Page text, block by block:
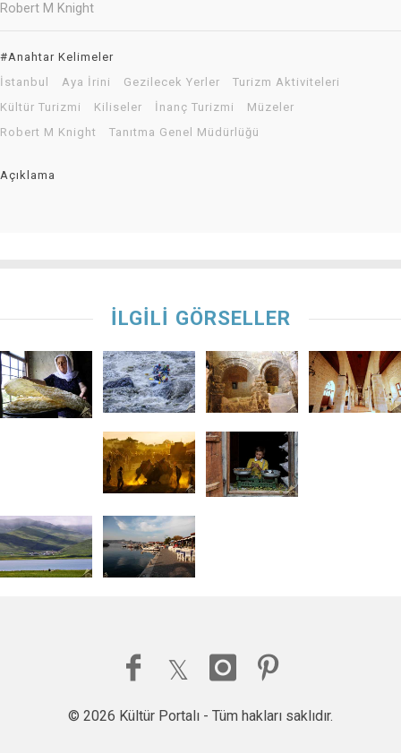
Robert M Knight
#Anahtar Kelimeler
İstanbul
Aya İrini Gezilecek Yerler
Turizm Aktiviteleri
Kültür Turizmi
Kiliseler İnanç Turizmi
Müzeler
Robert M Knight
Tanıtma Genel Müdürlüğü
Açıklama
İLGİLİ GÖRSELLER
© 2026 Kültür Portalı - Tüm hakları saklıdır.